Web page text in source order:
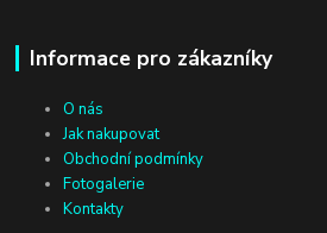
Informace pro zákazníky
O nás
Jak nakupovat
Obchodní podmínky
Fotogalerie
Kontakty